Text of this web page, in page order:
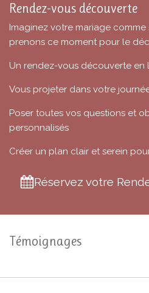
Rendez-vous découverte
Imaginez votre mariage comme
prenons ce moment pour le
Un rendez-vous découverte en
Vous projeter dans votre
Poser toutes vos questions et
personnalisés
Créer un plan clair et serein
Réservez votre
Témoignages